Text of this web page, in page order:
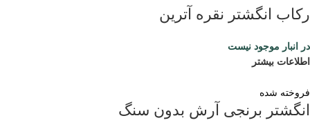
رکاب انگشتر نقره آترین
در انبار موجود نیست
اطلاعات بیشتر
فروخته شده
انگشتر برنجی آرش بدون سنگ